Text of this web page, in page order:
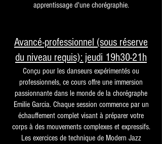
apprentissage d'une chorégraphie.
Avancé-professionnel (sous réserve
du niveau requis): jeudi 19h30-21h
Conçu pour les danseurs expérimentés ou
professionnels, ce cours offre une immersion
passionnante dans le monde de la chorégraphe
Emilie Garcia. Chaque session commence par un
échauffement complet visant à préparer votre
corps à des mouvements complexes et expressifs.
Les exercices de technique de Modern Jazz